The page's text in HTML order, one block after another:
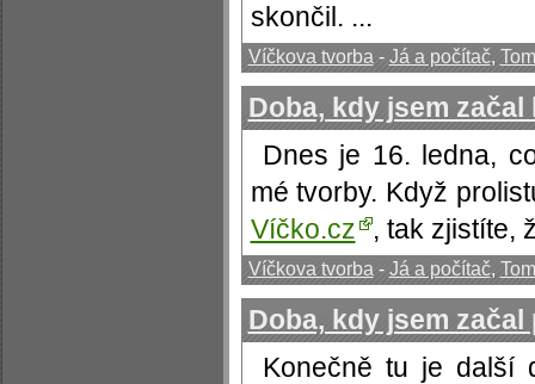
skončil. ...
Víčkova tvorba - Já a počítač,
Doba, kdy jsem začal
Dnes je 16. ledna,
mé tvorby. Když
Víčko.cz , tak zjistíte,
Víčkova tvorba - Já a počítač,
Doba, kdy jsem začal
Konečně tu je další